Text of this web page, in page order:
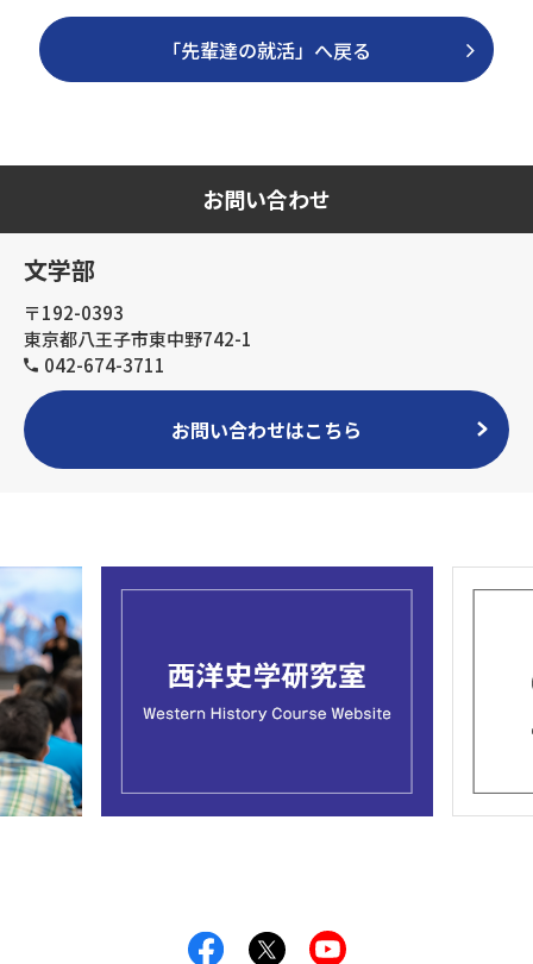
「先輩達の就活」へ戻る
お問い合わせ
文学部
〒192-0393
東京都八王子市東中野742-1
042-674-3711
お問い合わせはこちら